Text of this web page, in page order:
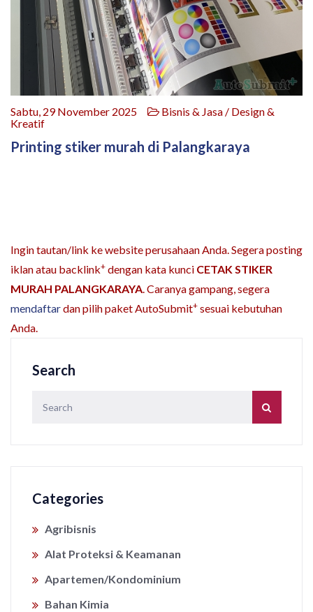
Sabtu, 29 November 2025
Bisnis & Jasa / Design &
Kreatif
Printing stiker murah di Palangkaraya
Ingin tautan/link ke website perusahaan Anda. Segera posting
iklan atau backlink+ dengan kata kunci CETAK STIKER
MURAH PALANGKARAYA. Caranya gampang, segera
mendaftardan pilih paket AutoSubmit+ sesuai kebutuhan
Anda.
Search
Categories
Agribisnis
Alat Proteksi & Keamanan
Apartemen/Kondominium
Bahan Kimia